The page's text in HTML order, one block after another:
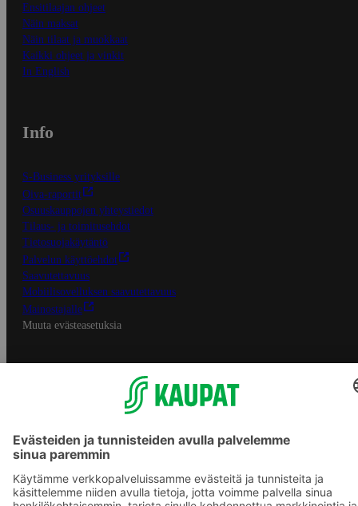
Ensitilaajan ohjeet
Näin maksat
Näin tilaat ja muokkaat
Kaikki ohjeet ja vinkit
In English
Info
S-Business yrityksille
Oiva-raportit
Osuuskauppojen yhteystiedot
Tilaus- ja toimitusehdot
Tietosuojakäytäntö
Palvelun käyttöehdot
Saavutettavuus
Mobiilisovelluksen saavutettavuus
Mainostajalle
Muuta evästeasetuksia
S-ryhmän palvelut
S-ryhmä
Asiakasomistajuus
S-ostoslista -sovellus
Prisma.fi